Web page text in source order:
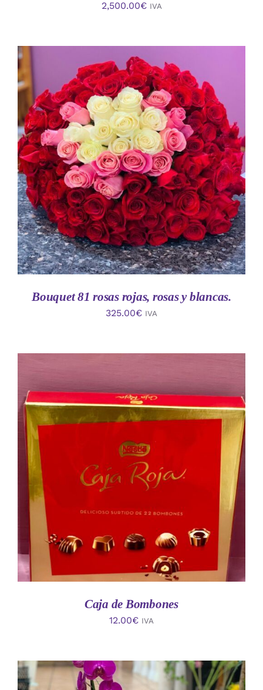
2,500.00€ IVA
AÑADIR AL CARRITO
/
DETALLES
Bouquet 81 rosas rojas, rosas y blancas.
325.00€ IVA
AÑADIR AL CARRITO
DETALLES
Caja de Bombones
12.00€ IVA